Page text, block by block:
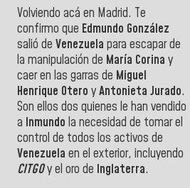
Volviendo acá en Madrid. Te
confirmo que Edmundo González
salió de Venezuela para escapar de
la manipulación de María Corina y
caer en las garras de Miguel
Henrique Otero yAntonieta Jurado.
Son ellos dos quienes le han vendido
a Inmundo la necesidad de tomar el
control de todos los activos de
Venezuela en el exterior, incluyendo
CITGOy el oro de Inglaterra.